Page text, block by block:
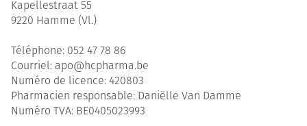
Kapellestraat 55
9220 Hamme (Vl.)
Téléphone: 052 47 78 86
Courriel: apo@hcpharma.be
Numéro de licence: 420803
Pharmacien responsable: Daniëlle Van Damme
Numéro TVA: BE0405023993